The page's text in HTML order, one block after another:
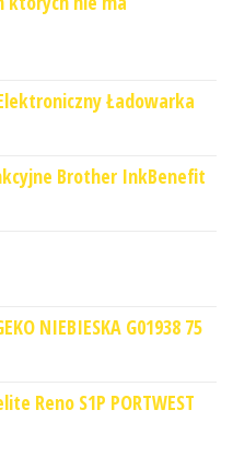
Ładowarka
Brother InkBenefit
NIEBIESKA G01938 75
Reno S1P PORTWEST